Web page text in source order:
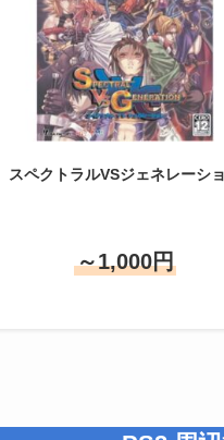
スペクトラルVSジェネレーシ
～1,000円